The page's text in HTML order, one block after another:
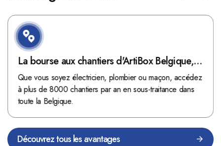
La bourse aux chantiers d'ArtiBox Belgique,
véritable mine d'or !
Que vous soyez électricien, plombier ou maçon, accédez
à plus de 8000 chantiers par an en sous-traitance dans
toute la Belgique.
Découvrez tous les avantages